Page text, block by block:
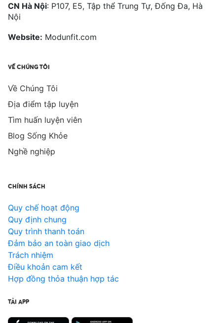
CN Hà Nội: P107, E5, Tập thể Trung Tự, Đống Đa, Hà
Nội
Website: Modunfit.com
VỀ CHÚNG TÔI
Về Chúng Tôi
Địa điểm tập luyện
Tìm huấn luyện viên
Blog Sống Khỏe
Nghề nghiệp
CHÍNH SÁCH
Quy chế hoạt động
Quy định chung
Quy trình thanh toán
Đảm bảo an toàn giao dịch
Trách nhiệm
Điều khoản cam kết
Hợp đồng thỏa thuận hợp tác
TẢI APP